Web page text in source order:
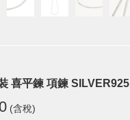
喜平鍊 項鍊 SILVER925
(含稅)